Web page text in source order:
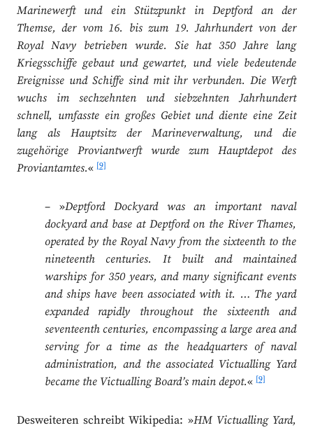
Marinewerft und ein Stützpunkt in Deptford an der
Themse, der vom 16. bis zum 19. Jahrhundert von der
Royal Navy betrieben wurde. Sie hat 350 Jahre lang
Kriegsschiffe gebaut und gewartet, und viele bedeutende
Ereignisse und Schiffe sind mit ihr verbunden. Die Werft
wuchs im sechzehnten und siebzehnten Jahrhundert
schnell, umfasste ein großes Gebiet und diente eine Zeit
lang als Hauptsitz der Marineverwaltung, und die
zugehörige Proviantwerft wurde zum Hauptdepot des
Proviantamtes.«[9]
– »Deptford Dockyard was an important naval
dockyard and base at Deptford on the River Thames,
operated by the Royal Navy from the sixteenth to the
nineteenth centuries. It built and maintained
warships for 350 years, and many significant events
and ships have been associated with it. … The yard
expanded rapidly throughout the sixteenth and
seventeenth centuries, encompassing a large area and
serving for a time as the headquarters of naval
administration, and the associated Victualling Yard
became the Victualling Board’s main depot.«[9]
Desweiteren schreibt Wikipedia: »HM Victualling Yard,